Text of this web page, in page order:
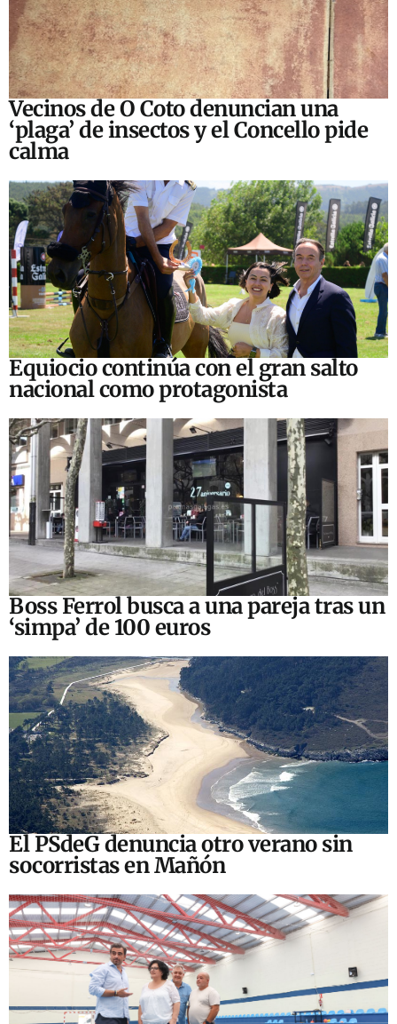
Vecinos de O Coto denuncian una
‘plaga’ de insectos y el Concello pide
calma
Equiocio continúa con el gran salto
nacional como protagonista
Boss Ferrol busca a una pareja tras un
‘simpa’ de 100 euros
El PSdeG denuncia otro verano sin
socorristas en Mañón